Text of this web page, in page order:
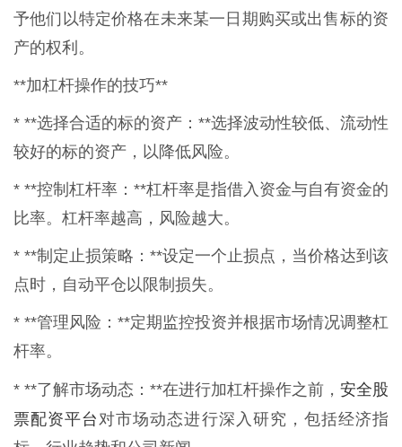
予他们以特定价格在未来某一日期购买或出售标的资
产的权利。
**加杠杆操作的技巧**
* **选择合适的标的资产：**选择波动性较低、流动性
较好的标的资产，以降低风险。
* **控制杠杆率：**杠杆率是指借入资金与自有资金的
比率。杠杆率越高，风险越大。
* **制定止损策略：**设定一个止损点，当价格达到该
点时，自动平仓以限制损失。
* **管理风险：**定期监控投资并根据市场情况调整杠
杆率。
* **了解市场动态：**在进行加杠杆操作之前， 安全股
票配资平台 对市场动态进行深入研究，包括经济指